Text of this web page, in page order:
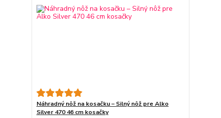
Náhradný nôž na kosačku – Silný nôž pre Alko
Silver 470 46 cm kosačky